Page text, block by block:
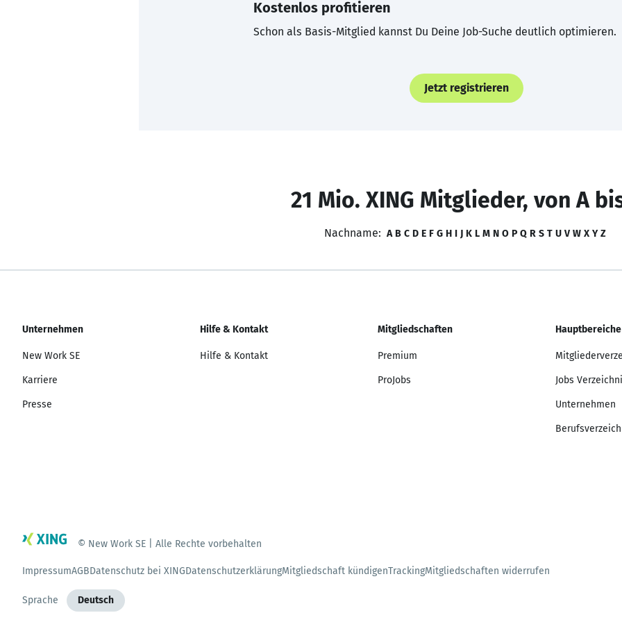
Kostenlos profitieren
Schon als Basis-Mitglied kannst Du Deine Job-Suche deutlich optimieren.
Jetzt registrieren
21 Mio. XING Mitglieder, von A
Nachname: A B C D E F G H I J K L M N O P Q R S T U V W X Y Z
Unternehmen
New Work SE
Karriere
Presse
Hilfe & Kontakt
Hilfe & Kontakt
Mitgliedschaften
Premium
ProJobs
Hauptbereiche
Jobs
Unternehmen
© New Work SE | Alle Rechte vorbehalten
ImpressumAGBDatenschutz bei XINGDatenschutzerklärungMitgliedschaft kündigenTrackingMitgliedschaften widerrufen
Sprache Deutsch